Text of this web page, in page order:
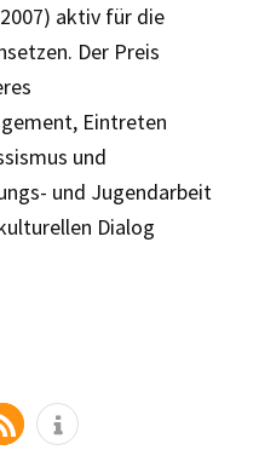
aktiv für die
Der Preis
Eintreten
und
und Jugendarbeit
Dialog